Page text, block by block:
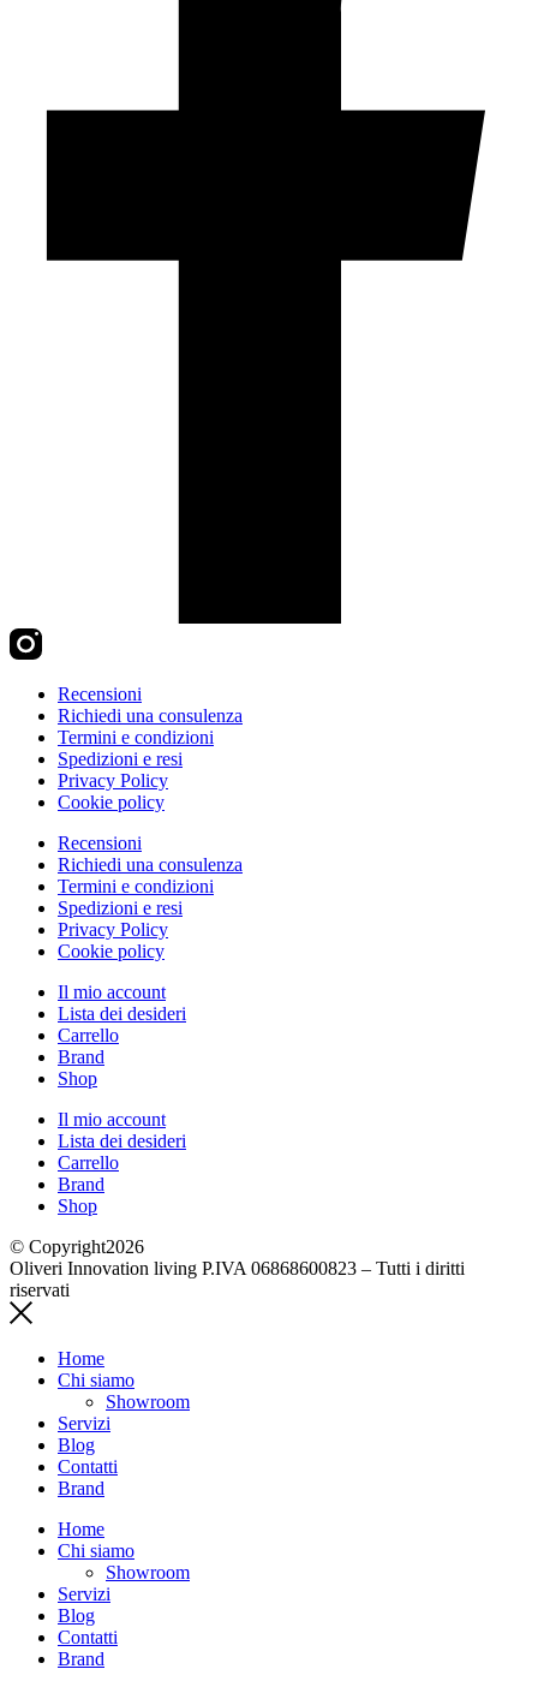
Recensioni
Richiedi una consulenza
Termini e condizioni
Spedizioni e resi
Privacy Policy
Cookie policy
Recensioni
Richiedi una consulenza
Termini e condizioni
Spedizioni e resi
Privacy Policy
Cookie policy
Il mio account
Lista dei desideri
Carrello
Brand
Shop
Il mio account
Lista dei desideri
Carrello
Brand
Shop
© Copyright2026
Oliveri Innovation living P.IVA 06868600823 – Tutti i diritti
riservati
Home
Chi siamo
Showroom
Servizi
Blog
Contatti
Brand
Home
Chi siamo
Showroom
Servizi
Blog
Contatti
Brand